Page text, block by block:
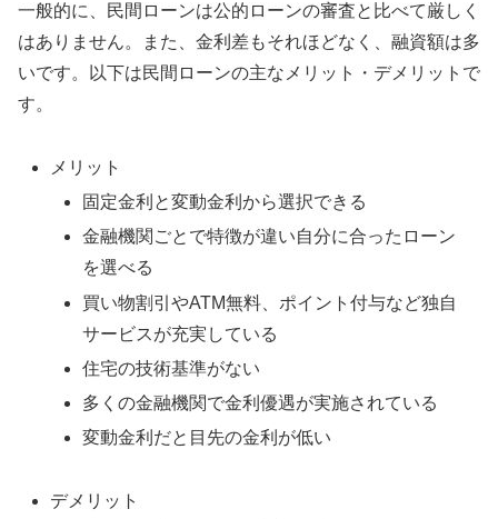
一般的に、民間ローンは公的ローンの審査と比べて厳しく
はありません。また、金利差もそれほどなく、融資額は多
いです。以下は民間ローンの主なメリット・デメリットで
す。
メリット
固定金利と変動金利から選択できる
金融機関ごとで特徴が違い自分に合ったローン
を選べる
買い物割引やATM無料、ポイント付与など独自
サービスが充実している
住宅の技術基準がない
多くの金融機関で金利優遇が実施されている
変動金利だと目先の金利が低い
デメリット